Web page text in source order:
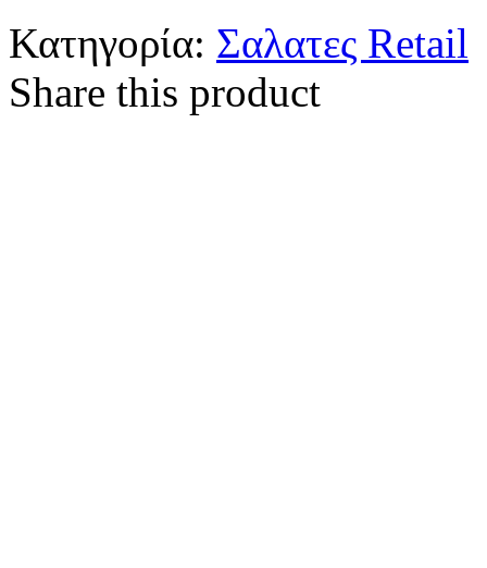
Κατηγορία: Σαλατες Retail
Share this product